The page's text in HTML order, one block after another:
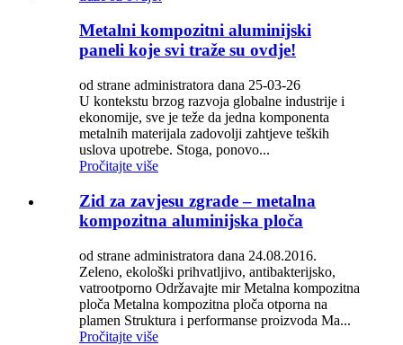
Metalni kompozitni aluminijski
paneli koje svi traže su ovdje!
od strane administratora dana 25-03-26
U kontekstu brzog razvoja globalne industrije i
ekonomije, sve je teže da jedna komponenta
metalnih materijala zadovolji zahtjeve teških
uslova upotrebe. Stoga, ponovo...
Pročitajte više
Zid za zavjesu zgrade – metalna
kompozitna aluminijska ploča
od strane administratora dana 24.08.2016.
Zeleno, ekološki prihvatljivo, antibakterijsko,
vatrootporno Održavajte mir Metalna kompozitna
ploča Metalna kompozitna ploča otporna na
plamen Struktura i performanse proizvoda Ma...
Pročitajte više